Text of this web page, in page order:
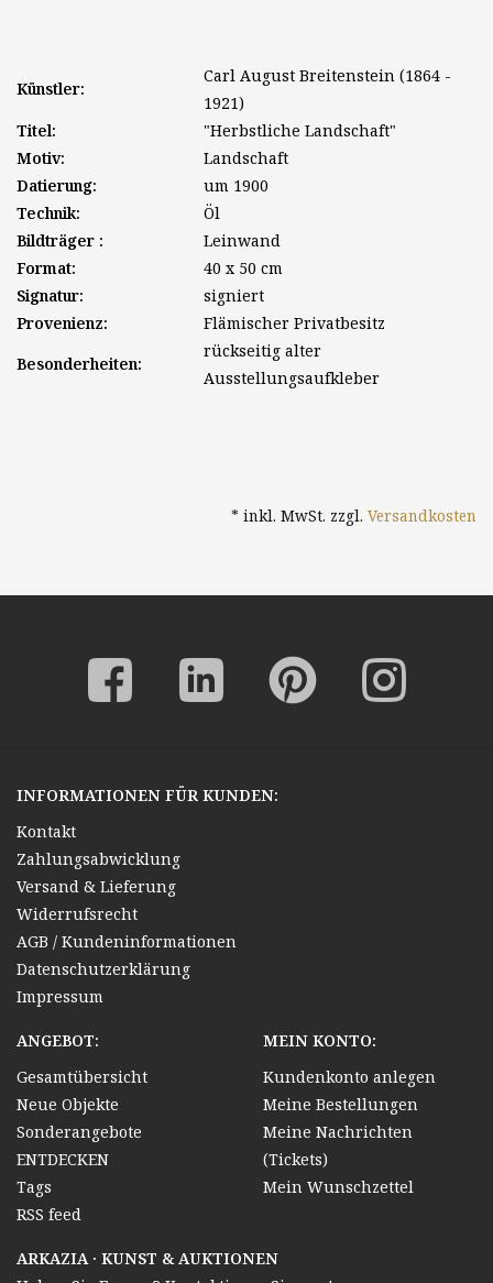
Künstler:
Carl August Breitenstein (1864 -
1921)
Titel:
"Herbstliche Landschaft"
Motiv:
Landschaft
Datierung:
um 1900
Technik:
Öl
Bildträger :
Leinwand
Format:
40 x 50 cm
Signatur:
signiert
Provenienz:
Flämischer Privatbesitz
Besonderheiten:
rückseitig alter
Ausstellungsaufkleber
* inkl. MwSt. zzgl. Versandkosten
INFORMATIONEN FÜR KUNDEN:
Kontakt
Zahlungsabwicklung
Versand & Lieferung
Widerrufsrecht
AGB / Kundeninformationen
Datenschutzerklärung
Impressum
ANGEBOT:
Gesamtübersicht
Neue Objekte
Sonderangebote
ENTDECKEN
Tags
RSS feed
MEIN KONTO:
Kundenkonto anlegen
Meine Bestellungen
Meine Nachrichten
(Tickets)
Mein Wunschzettel
ARKAZIA · KUNST & AUKTIONEN